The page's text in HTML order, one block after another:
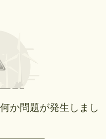
か問題が発生しまし